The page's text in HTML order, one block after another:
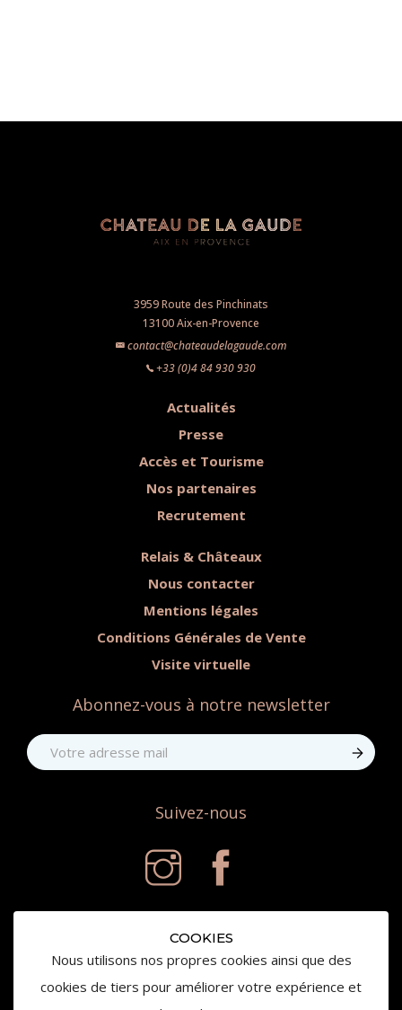
COOKIES
Nous utilisons nos propres cookies ainsi que des
cookies de tiers pour améliorer votre expérience et
3959 Route des Pinchinats
13100 Aix-en-Provence
contact@chateaudelagaude.com
+33 (0)4 84 930 930
Actualités
Presse
Accès et Tourisme
Nos partenaires
Recrutement
Relais & Châteaux
Nous contacter
Mentions légales
Conditions Générales de Vente
Visite virtuelle
Abonnez-vous à notre newsletter
Suivez-nous